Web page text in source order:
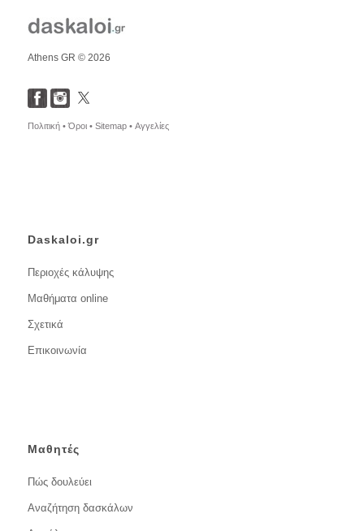
Athens GR © 2026
Πολιτική •Όροι • Sitemap • Αγγελίες
Daskaloi.gr
Περιοχές κάλυψης
Μαθήματα online
Σχετικά
Επικοινωνία
Μαθητές
Πώς δουλεύει
Αναζήτηση δασκάλων